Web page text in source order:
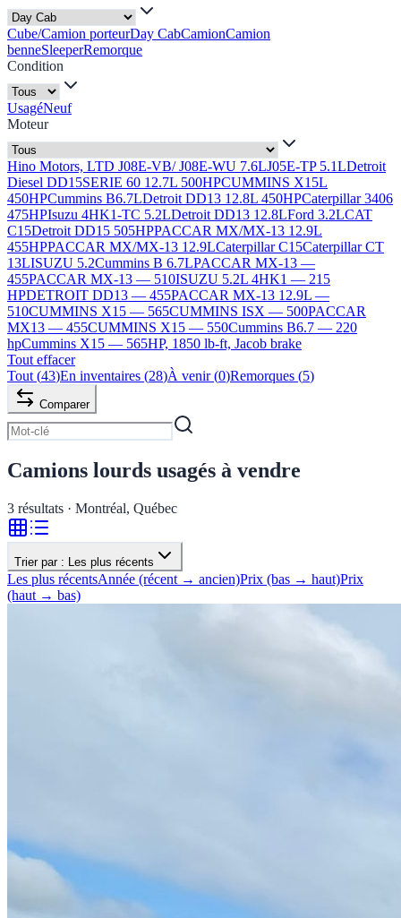
Cube/Camion porteurDay CabCamionCamion
benneSleeperRemorque
Condition
UsagéNeuf
Moteur
Hino Motors, LTD J08E-VB/ J08E-WU 7.6LJ05E-TP 5.1LDetroit
Diesel DD15SERIE 60 12.7L 500HPCUMMINS X15L
450HPCummins B6.7LDetroit DD13 12.8L 450HPCaterpillar 3406
475HPIsuzu 4HK1-TC 5.2LDetroit DD13 12.8LFord 3.2LCAT
C15Detroit DD15 505HPPACCAR MX/MX-13 12.9L
455HPPACCAR MX/MX-13 12.9LCaterpillar C15Caterpillar CT
13LISUZU 5.2Cummins B 6.7LPACCAR MX-13 —
455PACCAR MX-13 — 510ISUZU 5.2L 4HK1 — 215
HPDETROIT DD13 — 455PACCAR MX-13 12.9L —
510CUMMINS X15 — 565CUMMINS ISX — 500PACCAR
MX13 — 455CUMMINS X15 — 550Cummins B6.7 — 220
hpCummins X15 — 565HP, 1850 lb-ft, Jacob brake
Tout effacer
Tout (43)En inventaires (28)À venir (0)Remorques (5)
Comparer
Camions lourds usagés à vendre
3 résultats · Montréal, Québec
Trier par : Les plus récents
Les plus récentsAnnée (récent → ancien)Prix (bas → haut)Prix
(haut → bas)